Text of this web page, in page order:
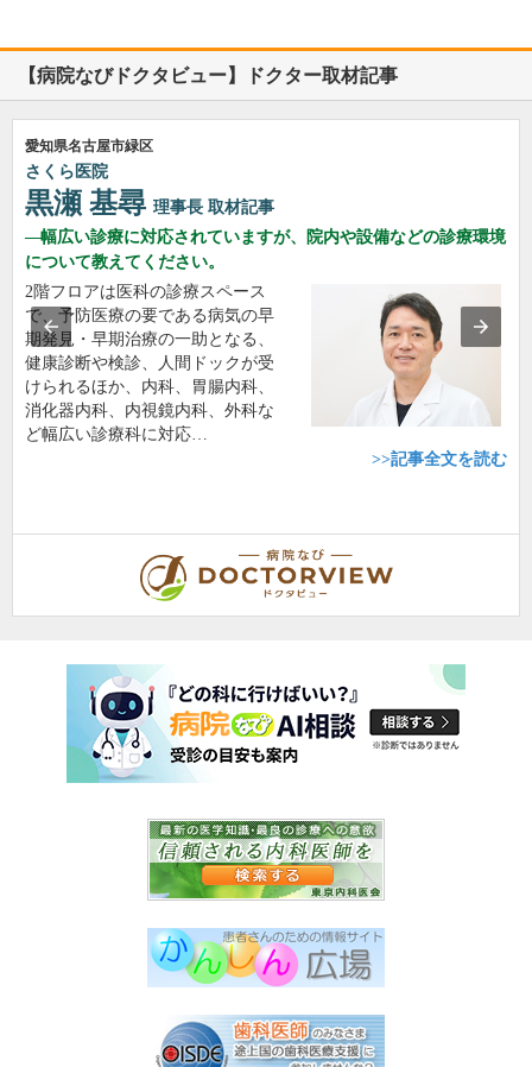
【病院なびドクタビュー】ドクター取材記事
愛知県名古屋市緑区
さくら医院
黒瀬 基尋 理事長 取材記事
幅広い診療に対応されていますが、院内や設備などの診療環境
について教えてください。
2階フロアは医科の診療スペース
で、予防医療の要である病気の早
期発見・早期治療の一助となる、
健康診断や検診、人間ドックが受
けられるほか、内科、胃腸内科、
消化器内科、内視鏡内科、外科な
ど幅広い診療科に対応…
>>記事全文を読む